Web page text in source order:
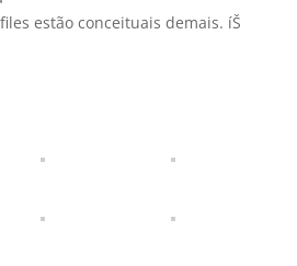
estão conceituais demais. íŠ